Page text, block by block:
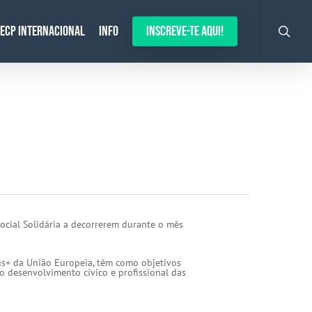
ECP Internacional Info Inscreve-te aqui!
Solidária a decorrerem durante o mês
da União Europeia, têm como objetivos
desenvolvimento cívico e profissional das